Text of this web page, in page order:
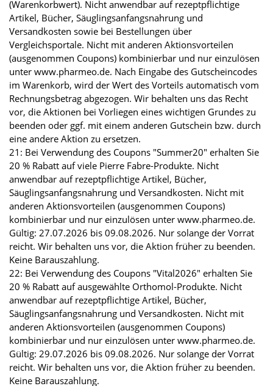
(Warenkorbwert). Nicht anwendbar auf rezeptpflichtige
Artikel, Bücher, Säuglingsanfangsnahrung und
Versandkosten sowie bei Bestellungen über
Vergleichsportale. Nicht mit anderen Aktionsvorteilen
(ausgenommen Coupons) kombinierbar und nur einzulösen
unter www.pharmeo.de. Nach Eingabe des Gutscheincodes
im Warenkorb, wird der Wert des Vorteils automatisch vom
Rechnungsbetrag abgezogen. Wir behalten uns das Recht
vor, die Aktionen bei Vorliegen eines wichtigen Grundes zu
beenden oder ggf. mit einem anderen Gutschein bzw. durch
eine andere Aktion zu ersetzen.
21: Bei Verwendung des Coupons "Summer20" erhalten Sie
20 % Rabatt auf viele Pierre Fabre-Produkte. Nicht
anwendbar auf rezeptpflichtige Artikel, Bücher,
Säuglingsanfangsnahrung und Versandkosten. Nicht mit
anderen Aktionsvorteilen (ausgenommen Coupons)
kombinierbar und nur einzulösen unter www.pharmeo.de.
Gültig: 27.07.2026 bis 09.08.2026. Nur solange der Vorrat
reicht. Wir behalten uns vor, die Aktion früher zu beenden.
Keine Barauszahlung.
22: Bei Verwendung des Coupons "Vital2026" erhalten Sie
20 % Rabatt auf ausgewählte Orthomol-Produkte. Nicht
anwendbar auf rezeptpflichtige Artikel, Bücher,
Säuglingsanfangsnahrung und Versandkosten. Nicht mit
anderen Aktionsvorteilen (ausgenommen Coupons)
kombinierbar und nur einzulösen unter www.pharmeo.de.
Gültig: 29.07.2026 bis 09.08.2026. Nur solange der Vorrat
reicht. Wir behalten uns vor, die Aktion früher zu beenden.
Keine Barauszahlung.